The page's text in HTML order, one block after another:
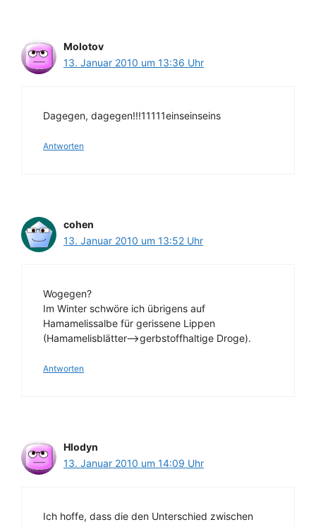
Molotov
13. Januar 2010 um 13:36 Uhr
Dagegen, dagegen!!!11111einseinseins
Antworten
cohen
13. Januar 2010 um 13:52 Uhr
Wogegen?
Im Winter schwöre ich übrigens auf
Hamamelissalbe für gerissene Lippen
(Hamamelisblätter–>gerbstoffhaltige Droge).
Antworten
Hlodyn
13. Januar 2010 um 14:09 Uhr
Ich hoffe, dass die den Unterschied zwischen